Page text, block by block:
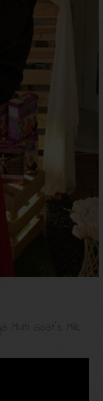
Multi Goat's Milk